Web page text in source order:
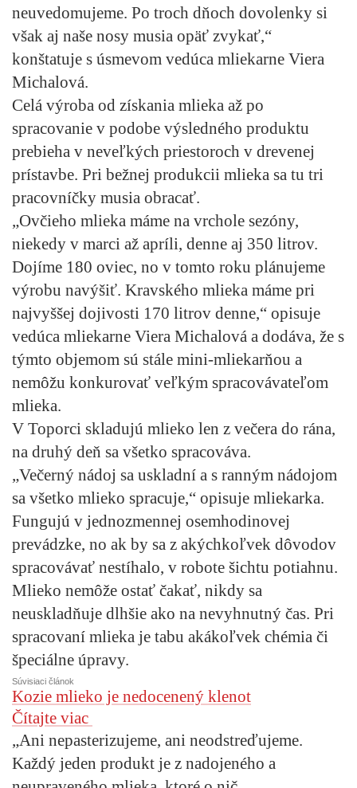
neuvedomujeme. Po troch dňoch dovolenky si
však aj naše nosy musia opäť zvykať,“
konštatuje s úsmevom vedúca mliekarne Viera
Michalová.
Celá výroba od získania mlieka až po
spracovanie v podobe výsledného produktu
prebieha v neveľkých priestoroch v drevenej
prístavbe. Pri bežnej produkcii mlieka sa tu tri
pracovníčky musia obracať.
„Ovčieho mlieka máme na vrchole sezóny,
niekedy v marci až apríli, denne aj 350 litrov.
Dojíme 180 oviec, no v tomto roku plánujeme
výrobu navýšiť. Kravského mlieka máme pri
najvyššej dojivosti 170 litrov denne,“ opisuje
vedúca mliekarne Viera Michalová a dodáva, že s
týmto objemom sú stále mini-mliekarňou a
nemôžu konkurovať veľkým spracovávateľom
mlieka.
V Toporci skladujú mlieko len z večera do rána,
na druhý deň sa všetko spracováva.
„Večerný nádoj sa uskladní a s ranným nádojom
sa všetko mlieko spracuje,“ opisuje mliekarka.
Fungujú v jednozmennej osemhodinovej
prevádzke, no ak by sa z akýchkoľvek dôvodov
spracovávať nestíhalo, v robote šichtu potiahnu.
Mlieko nemôže ostať čakať, nikdy sa
neuskladňuje dlhšie ako na nevyhnutný čas. Pri
spracovaní mlieka je tabu akákoľvek chémia či
špeciálne úpravy.
Súvisiaci článok
Kozie mlieko je nedocenený klenot
Čítajte viac
„Ani nepasterizujeme, ani neodstreďujeme.
Každý jeden produkt je z nadojeného a